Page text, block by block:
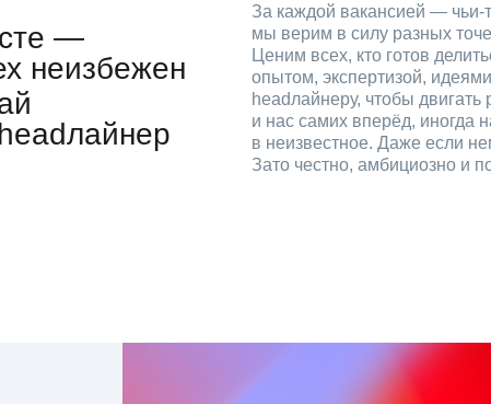
За каждой вакансией —
—
неизбежен
мы верим в силу разных
Ценим всех, кто готов
опытом, экспертизой,
headлайнеру, чтобы
и нас самих вперёд, иногда
в неизвестное. Даже если
Зато честно, амбициозно и